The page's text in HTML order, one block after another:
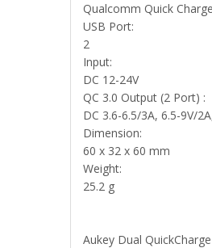
Qualcomm Quick
USB Port:
2
Input:
DC 12-24V
QC 3.0 Output (2 Port) :
DC 3.6-6.5/3A, 6.5-9V/
Dimension:
60 x 32 x 60 mm
Weight:
25.2 g
Aukey Dual